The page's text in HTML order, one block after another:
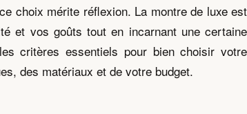
choix mérite réflexion. La montre de luxe est
et vos goûts tout en incarnant une certaine
critères essentiels pour bien choisir votre
des matériaux et de votre budget.